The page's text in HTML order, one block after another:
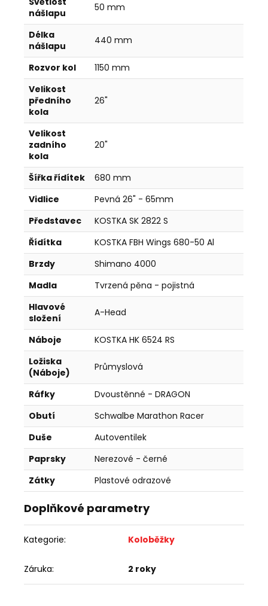
nášlapu
50 mm
Délka
nášlapu
440 mm
Rozvor kol
1150 mm
Velikost
předního
kola
26"
Velikost
zadního
kola
20"
Šířka řídítek
680 mm
Vidlice
Pevná 26" - 65mm
Představec
KOSTKA SK 2822 S
Řídítka
KOSTKA FBH Wings 680-50 Al
Brzdy
Shimano 4000
Madla
Tvrzená pěna - pojistná
Hlavové
složení
A-Head
Náboje
KOSTKA HK 6524 RS
Ložiska
(Náboje)
Průmyslová
Ráfky
Dvoustěnné - DRAGON
Obutí
Schwalbe Marathon Racer
Duše
Autoventilek
Paprsky
Nerezové - černé
Zátky
Plastové odrazové
Doplňkové parametry
Kategorie: Koloběžky
Záruka: 2 roky